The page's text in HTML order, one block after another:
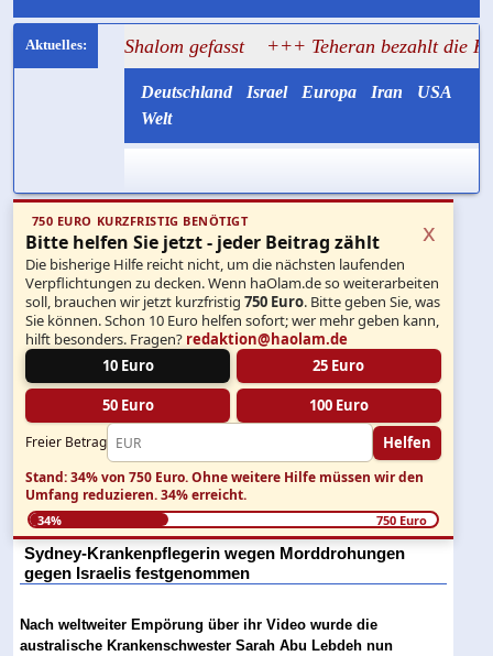
Shalom gefasst +++ Teheran bezahlt die Kulisse und
Deutschland Israel Europa Iran
USA
Welt
750 EURO KURZFRISTIG BENÖTIGT
Bitte helfen Sie jetzt - jeder Beitrag zählt
Die bisherige Hilfe reicht nicht, um die nächsten laufenden
Verpflichtungen zu decken. Wenn haOlam.de so weiterarbeiten
soll, brauchen wir jetzt kurzfristig750 Euro. Bitte geben Sie, was
Sie können. Schon 10 Euro helfen sofort; wer mehr geben kann,
hilft besonders. Fragen? redaktion@haolam.de
10 Euro
25 Euro
50 Euro 100 Euro
Freier Betrag Helfen
x
Stand: 34% von 750 Euro.Ohne weitere Hilfe müssen wir den
Umfang reduzieren.34% erreicht.
34% 750 Euro
Sydney-Krankenpflegerin wegen Morddrohungen
gegen Israelis festgenommen
Nach weltweiter Empörung über ihr Video wurde die
australische Krankenschwester Sarah Abu Lebdeh nun